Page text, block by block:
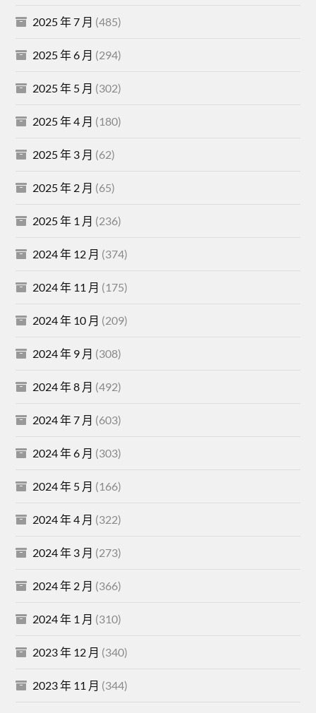
2025 年 7 月 (485)
2025 年 6 月 (294)
2025 年 5 月 (302)
2025 年 4 月 (180)
2025 年 3 月 (62)
2025 年 2 月 (65)
2025 年 1 月 (236)
2024 年 12 月 (374)
2024 年 11 月 (175)
2024 年 10 月 (209)
2024 年 9 月 (308)
2024 年 8 月 (492)
2024 年 7 月 (603)
2024 年 6 月 (303)
2024 年 5 月 (166)
2024 年 4 月 (322)
2024 年 3 月 (273)
2024 年 2 月 (366)
2024 年 1 月 (310)
2023 年 12 月 (340)
2023 年 11 月 (344)